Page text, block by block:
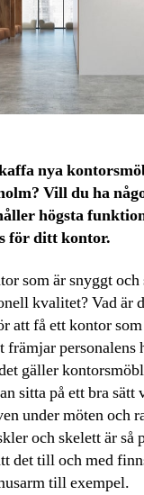
nya
Vill du ha
högsta
för ditt kontor.
som är snyggt och
kvalitet? Vad är
att få ett kontor
främjar personalens
gäller
sitta på ett bra sätt
under möten och
och skelett är så
det till och med
till exempel.